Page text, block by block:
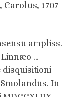
Carolus, 1707-
ampliss.
Linnæo …
disquisitioni
In